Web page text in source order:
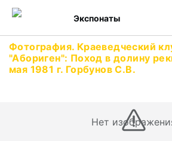
Экспонаты
Фотография. Краеведческий
"Абориген": Поход в долину
мая 1981 г. Горбунов С.В.
Нет